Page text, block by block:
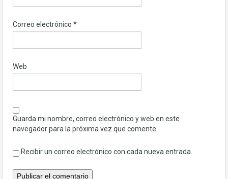
Correo electrónico *
Web
Guarda mi nombre, correo electrónico y web en este
navegador para la próxima vez que comente.
Recibir un correo electrónico con cada nueva entrada.